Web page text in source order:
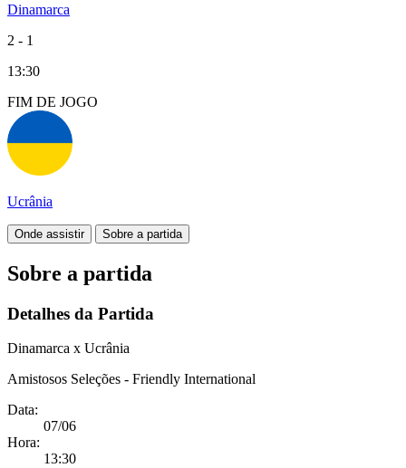
Dinamarca
2 - 1
13:30
FIM DE JOGO
Ucrânia
Onde assistir Sobre a partida
Sobre a partida
Detalhes da Partida
Dinamarca x Ucrânia
Amistosos Seleções - Friendly International
Data:
07/06
Hora:
13:30